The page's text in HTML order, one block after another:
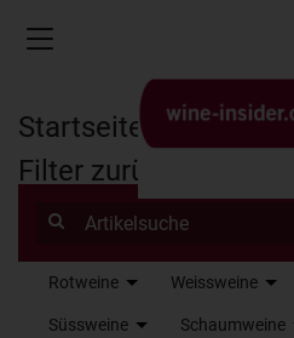
Toggle navigation
Startseite Produkte
Filter zurücksetzen
Rotweine Weissweine
Süssweine Schaumweine